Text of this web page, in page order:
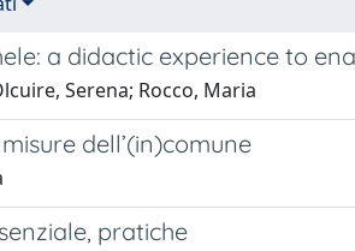
a didactic experience to
Serena; Rocco, Maria
dell’(in)comune
pratiche